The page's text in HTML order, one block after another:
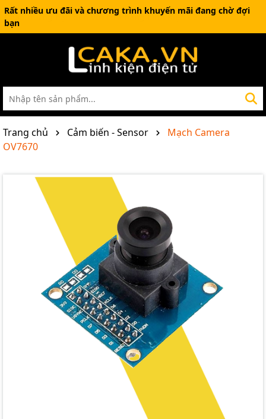
Rất nhiều ưu đãi và chương trình khuyến mãi đang chờ đợi
bạn
Trang chủ Cảm biến - Sensor
Mạch Camera
OV7670